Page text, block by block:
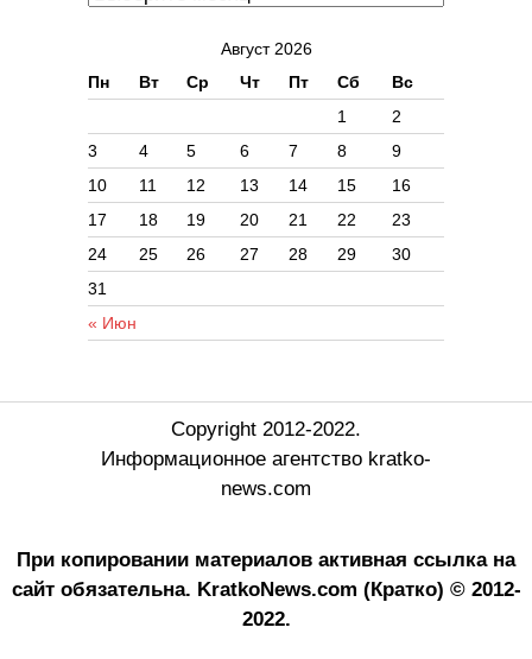
Август 2026
Пн
Вт Ср Чт Пт Сб Вс
« Июн
1
2
3
4 5 6 7 8
9
10
11 12 13 14 15
16
17
18 19 20 21 22
23
24
25 26 27 28 29
30
31
Copyright 2012-2022.
Информационное агентство kratko-
news.com
При копировании материалов активная ссылка на
сайт обязательна. KratkoNews.com (Кратко) © 2012-
2022.